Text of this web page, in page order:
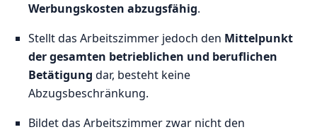
Werbungskosten abzugsfähig.
Stellt das Arbeitszimmer jedoch den Mittelpunkt
der gesamten betrieblichen und beruflichen
Betätigung dar, besteht keine
Abzugsbeschränkung.
Bildet das Arbeitszimmer zwar nicht den